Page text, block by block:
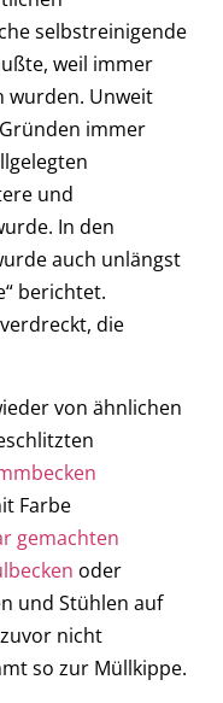
selbstreinigende
weil immer
wurden. Unweit
immer
und
In den
auch unlängst
berichtet.
die
von ähnlichen
Farbe
gemachten
oder
und Stühlen auf
nicht
so zur Müllkippe.